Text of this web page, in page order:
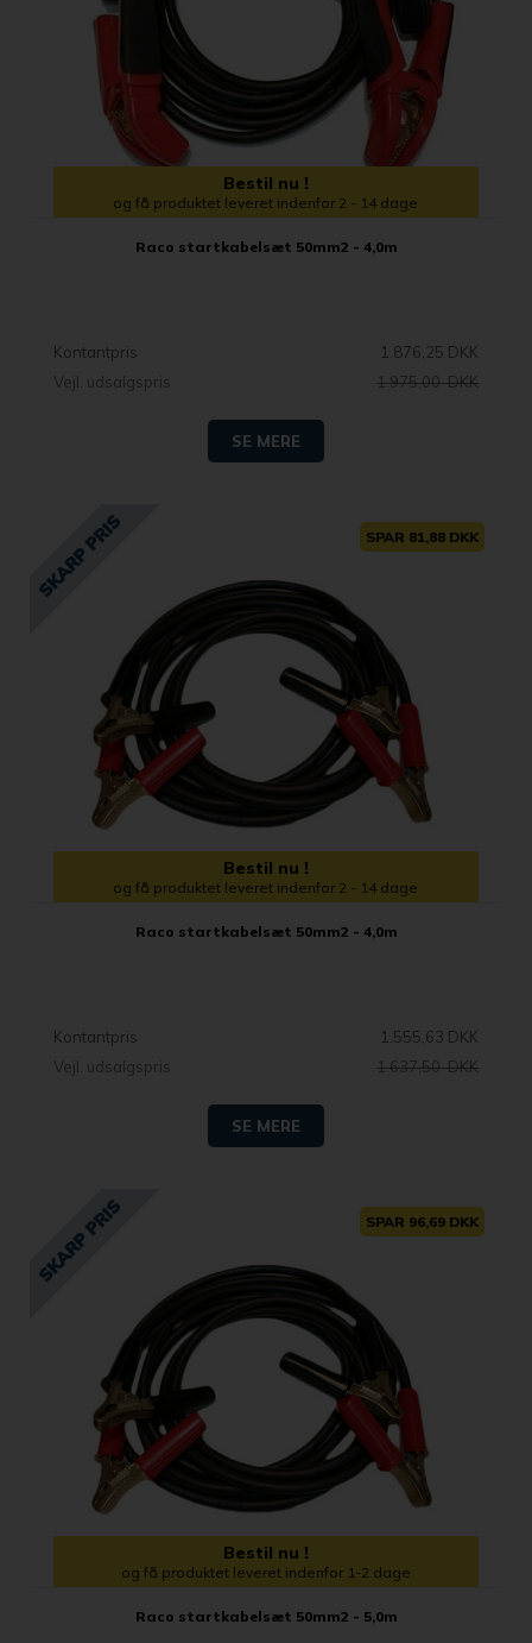
Bestil nu !
og få produktet leveret indenfor 2 - 14 dage
Raco startkabelsæt 50mm2 - 4,0m
Kontantpris
1.876,25 DKK
Vejl. udsalgspris
1.975,00 DKK
SE MERE
SPAR 81,88 DKK
Bestil nu !
og få produktet leveret indenfor 2 - 14 dage
Raco startkabelsæt 50mm2 - 4,0m
Kontantpris
1.555,63 DKK
Vejl. udsalgspris
1.637,50 DKK
SE MERE
SPAR 96,69 DKK
Bestil nu !
og få produktet leveret indenfor 1-2 dage
Raco startkabelsæt 50mm2 - 5,0m